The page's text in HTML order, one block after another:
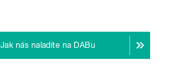
Jak nás naladíte na DABu